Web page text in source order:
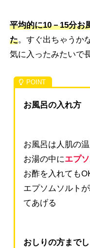
平均的に10－15分お
た。すぐ出ちゃうか
気に入ったみたいで
お風呂の入れ方
お風呂は人肌の
お湯の中にエプ
お酢を入れても
エプソムソルト
てあげる
おしりの方まで